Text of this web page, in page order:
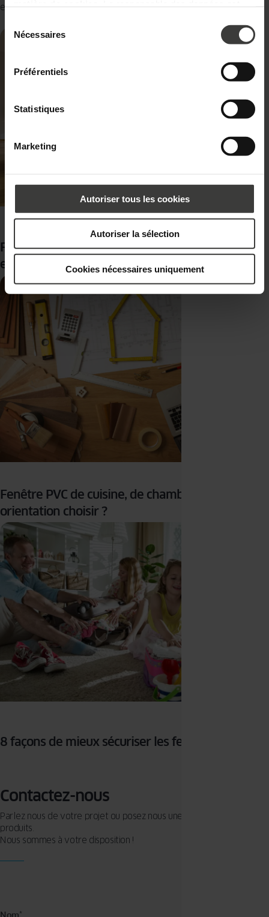
personnelles et vos droits, consultez la
Politique de
Nécessaires
Préférentiels
Statistiques
Marketing
Autoriser tous les cookies
Autoriser la sélection
Cookies nécessaires uniquement
encore plus accueillant et confortable.
Fenêtre fixe : de quoi s’agit-il, pourquoi la choisir
et où l’installer ?
Fenêtre PVC de cuisine, de chambre : quelle
orientation choisir ?
8 façons de mieux sécuriser les fenêtres
Contactez-nous
Parlez nous de votre projet ou posez nous une question sur nos
produits.
Nous sommes à votre disposition !